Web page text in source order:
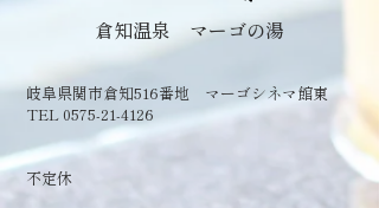
倉知温泉 マーゴの湯
岐阜県関市倉知516番地 マーゴシネマ館東
TEL 0575-21-4126
​不定休